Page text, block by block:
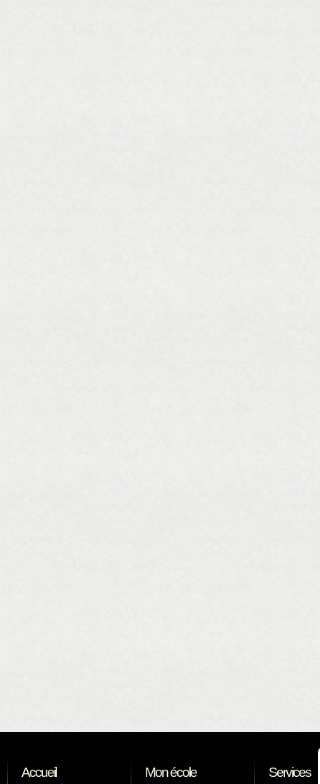
Accueil Mon école Services